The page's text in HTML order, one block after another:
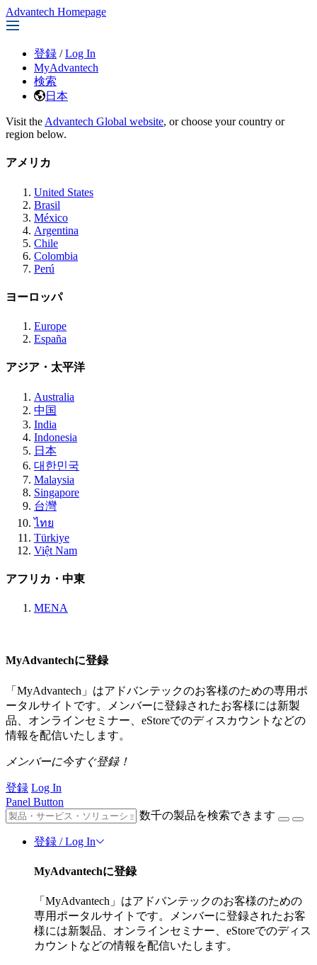
Advantech Homepage
登録 / Log In
MyAdvantech
検索
日本
Visit the Advantech Global website, or choose your country or
region below.
アメリカ
United States
Brasil
México
Argentina
Chile
Colombia
Perú
ヨーロッパ
Europe
España
アジア・太平洋
Australia
中国
India
Indonesia
日本
대한민국
Malaysia
Singapore
台灣
ไทย
Türkiye
Việt Nam
アフリカ・中東
MENA
MyAdvantechに登録
「MyAdvantech」はアドバンテックのお客様のための専用ポ
ータルサイトです。メンバーに登録されたお客様には新製
品、オンラインセミナー、eStoreでのディスカウントなどの
情報を配信いたします。
メンバーに今すぐ登録！
登録 Log In
Panel Button
数千の製品を検索できます
登録 / Log In
MyAdvantechに登録
「MyAdvantech」はアドバンテックのお客様のための
専用ポータルサイトです。メンバーに登録されたお客
様には新製品、オンラインセミナー、eStoreでのディス
カウントなどの情報を配信いたします。